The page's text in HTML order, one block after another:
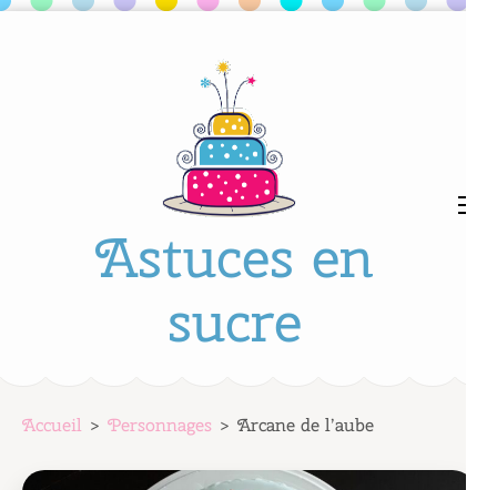
Astuces en
sucre
Accueil > Personnages > Arcane de l’aube